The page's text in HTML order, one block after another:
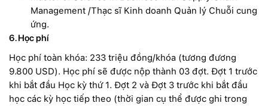
Management /Thạc sĩ Kinh doanh Quản lý Chuỗi cung
ứng.
6. Học phí
Học phí toàn khóa: 233 triệu đồng/khóa (tương đương
9.800 USD). Học phí sẽ được nộp thành 03 đợt. Đợt 1 trước
khi bắt đầu Học kỳ thứ 1. Đợt 2 và Đợt 3 trước khi bắt đầu
học các kỳ học tiếp theo (thời gian cụ thể được ghi trong